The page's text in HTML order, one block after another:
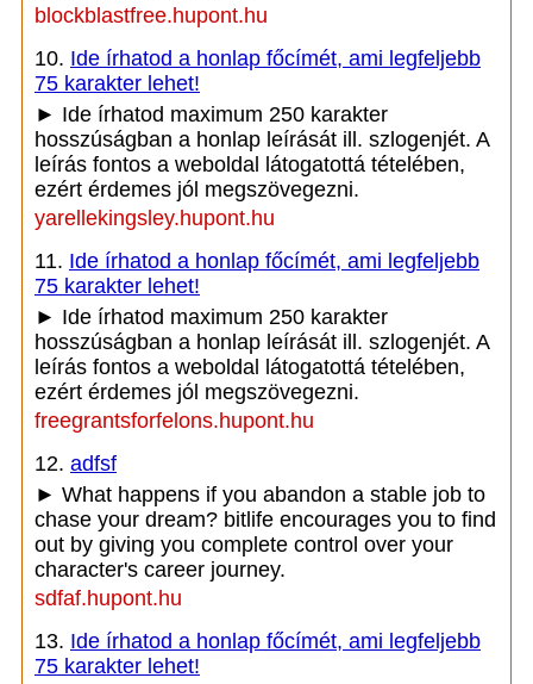
blockblastfree.hupont.hu
10. Ide írhatod a honlap főcímét, ami legfeljebb
75 karakter lehet!
► Ide írhatod maximum 250 karakter
hosszúságban a honlap leírását ill. szlogenjét. A
leírás fontos a weboldal látogatottá tételében,
ezért érdemes jól megszövegezni.
yarellekingsley.hupont.hu
11. Ide írhatod a honlap főcímét, ami legfeljebb
75 karakter lehet!
► Ide írhatod maximum 250 karakter
hosszúságban a honlap leírását ill. szlogenjét. A
leírás fontos a weboldal látogatottá tételében,
ezért érdemes jól megszövegezni.
freegrantsforfelons.hupont.hu
12. adfsf
► What happens if you abandon a stable job to
chase your dream? bitlife encourages you to find
out by giving you complete control over your
character's career journey.
sdfaf.hupont.hu
13. Ide írhatod a honlap főcímét, ami legfeljebb
75 karakter lehet!